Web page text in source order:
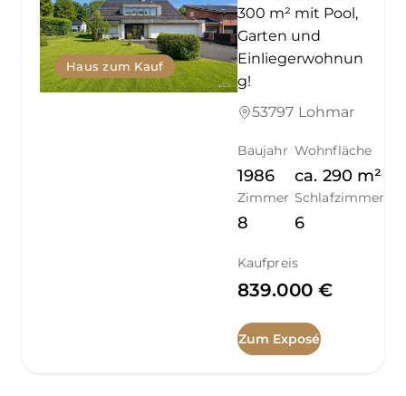
Haus zum Kauf
300 m² mit Pool,
Garten und
Einliegerwohnun
g!
53797 Lohmar
Baujahr
1986
Wohnfläche
ca. 290 m²
Zimmer
8
Schlafzimmer
6
Kaufpreis
839.000 €
Zum Exposé